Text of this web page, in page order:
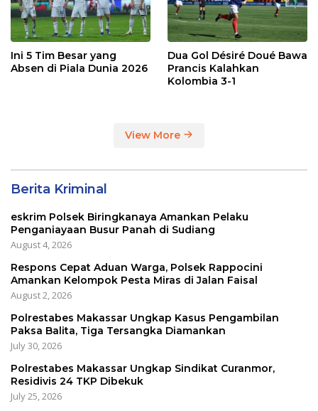
Ini 5 Tim Besar yang
Absen di Piala Dunia 2026
Dua Gol Désiré Doué Bawa
Prancis Kalahkan
Kolombia 3-1
View More
Berita Kriminal
eskrim Polsek Biringkanaya Amankan Pelaku
Penganiayaan Busur Panah di Sudiang
August 4, 2026
Respons Cepat Aduan Warga, Polsek Rappocini
Amankan Kelompok Pesta Miras di Jalan Faisal
August 2, 2026
Polrestabes Makassar Ungkap Kasus Pengambilan
Paksa Balita, Tiga Tersangka Diamankan
July 30, 2026
Polrestabes Makassar Ungkap Sindikat Curanmor,
Residivis 24 TKP Dibekuk
July 25, 2026